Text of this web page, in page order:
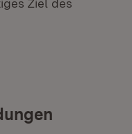
Ziel des